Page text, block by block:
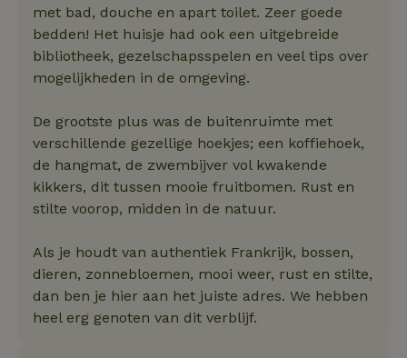
met bad, douche en apart toilet. Zeer goede
bedden! Het huisje had ook een uitgebreide
bibliotheek, gezelschapsspelen en veel tips over
mogelijkheden in de omgeving.
De grootste plus was de buitenruimte met
verschillende gezellige hoekjes; een koffiehoek,
de hangmat, de zwembijver vol kwakende
kikkers, dit tussen mooie fruitbomen. Rust en
stilte voorop, midden in de natuur.
Als je houdt van authentiek Frankrijk, bossen,
dieren, zonnebloemen, mooi weer, rust en stilte,
dan ben je hier aan het juiste adres. We hebben
heel erg genoten van dit verblijf.